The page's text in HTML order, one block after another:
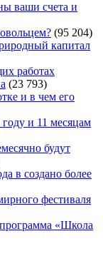
ваши счета и
(95 204)
капитал
работах
(23 793)
и в чем его
и 11 месяцам
будут
в создано более
фестиваля
программа «Школа